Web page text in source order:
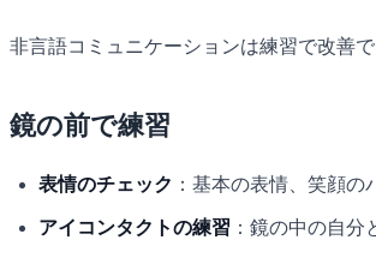
非言語コミュニケーションは練習で改善で
鏡の前で練習
表情のチェック ：基本の表情、笑顔の
アイコンタクトの練習 ：鏡の中の自分